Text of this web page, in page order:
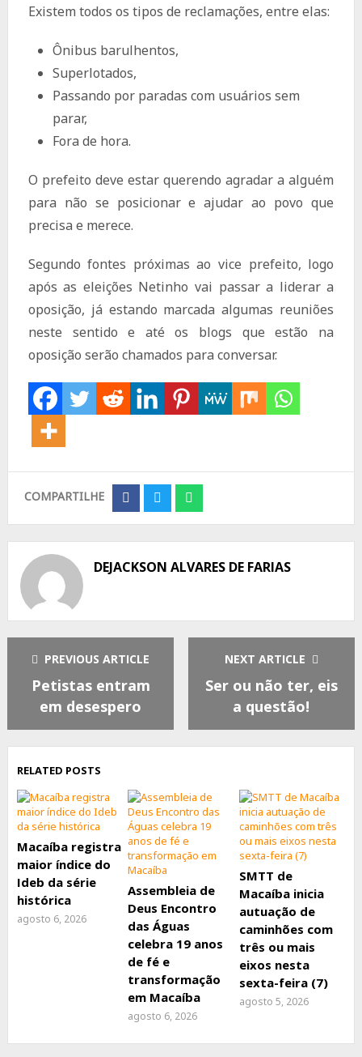
Existem todos os tipos de reclamações, entre elas:
Ônibus barulhentos,
Superlotados,
Passando por paradas com usuários sem
parar,
Fora de hora.
O prefeito deve estar querendo agradar a alguém
para não se posicionar e ajudar ao povo que
precisa e merece.
Segundo fontes próximas ao vice prefeito, logo
após as eleições Netinho vai passar a liderar a
oposição, já estando marcada algumas reuniões
neste sentido e até os blogs que estão na
oposição serão chamados para conversar.
COMPARTILHE
Share
Facebook
Share
TwitterWhatsapp
DEJACKSON ALVARES DE FARIAS
PREVIOUS ARTICLE
Petistas entram
em desespero
NEXT ARTICLE
Ser ou não ter, eis
a questão!
RELATED POSTS
Macaíba registra
maior índice do
Ideb da série
histórica
agosto 6, 2026
Assembleia de
Deus Encontro
das Águas
celebra 19 anos
de fé e
transformação
em Macaíba
agosto 6, 2026
SMTT de
Macaíba inicia
autuação de
caminhões com
três ou mais
eixos nesta
sexta-feira (7)
agosto 5, 2026